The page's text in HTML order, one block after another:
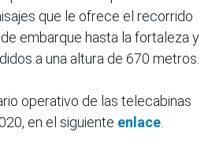
que le ofrece el recorrido
embarque hasta la fortaleza y
a una altura de 670 metros.
operativo de las telecabinas
en el siguiente enlace.